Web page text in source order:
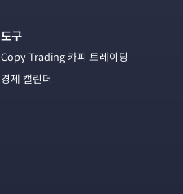
도구
Copy Trading 카피 트레이딩
경제 캘린더